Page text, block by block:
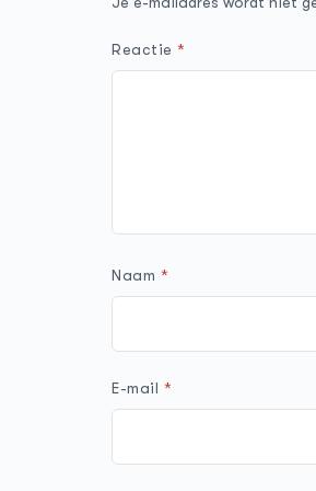
Reactie*
Naam *
E-mail *